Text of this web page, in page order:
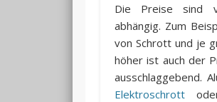
Die Preise sind
abhängig. Zum
von Schrott und je
höher ist auch der
ausschlaggebend.
Elektroschrottoder